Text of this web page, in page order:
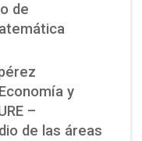
de
y
–
de las áreas